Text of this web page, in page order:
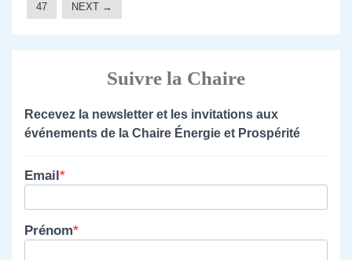
47
NEXT →
Suivre la Chaire
Recevez la newsletter et les invitations aux
événements de la Chaire Énergie et Prospérité
Email
Prénom